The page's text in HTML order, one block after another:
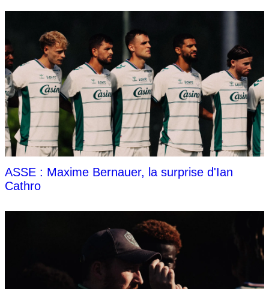
ASSE : Maxime Bernauer, la surprise d'Ian
Cathro